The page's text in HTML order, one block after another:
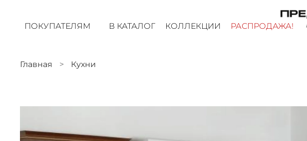
ПОКУПАТЕЛЯМ В КАТАЛОГ КОЛЛЕКЦИИ РАСПРОДАЖА!
Главная Кухни